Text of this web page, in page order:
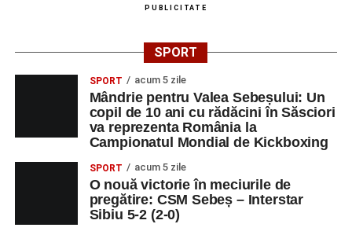
PUBLICITATE
SPORT
SPORT acum 5 zile
Mândrie pentru Valea Sebeșului: Un
copil de 10 ani cu rădăcini în Săsciori
va reprezenta România la
Campionatul Mondial de Kickboxing
SPORT acum 5 zile
O nouă victorie în meciurile de
pregătire: CSM Sebeș – Interstar
Sibiu 5-2 (2-0)